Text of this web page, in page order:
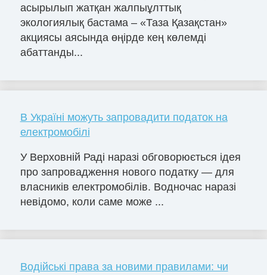
асырылып жатқан жалпыұлттық
экологиялық бастама – «Таза Қазақстан»
акциясы аясында өңірде кең көлемді
абаттанды...
В Україні можуть запровадити податок на
електромобілі
У Верховній Раді наразі обговорюється ідея
про запровадження нового податку — для
власників електромобілів. Водночас наразі
невідомо, коли саме може ...
Водійські права за новими правилами: чи